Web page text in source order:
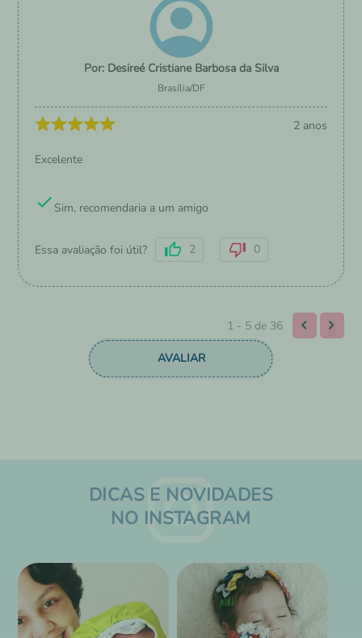
Desireé Cristiane Barbosa da Silva
Brasília/DF
2 anos
Excelente
Sim, recomendaria a um amigo
Essa avaliação foi útil? 2 0
1 - 5 de 36
DICAS E NOVIDADES
NO INSTAGRAM